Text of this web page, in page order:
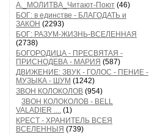
А._МОЛИТВА_Читают-Поют (46)
БОГ: в единстве - БЛАГОДАТЬ и
ЗАКОН (2293)
БОГ: РАЗУМ-ЖИЗНЬ-ВСЕЛЕННАЯ
(2738)
БОГОРОДИЦА - ПРЕСВЯТАЯ -
ПРИСНОДЕВА - МАРИЯ (587)
ДВИЖЕНИЕ: ЗВУК - ГОЛОС - ПЕНИЕ -
МУЗЫКА - ШУМ (1242)
ЗВОН КОЛОКОЛОВ (954)
ЗВОН КОЛОКОЛОВ - BELL
VALADIER .... (1)
КРЕСТ - ХРАНИТЕЛЬ ВСЕЯ
ВСЕЛЕННЫЯ (739)